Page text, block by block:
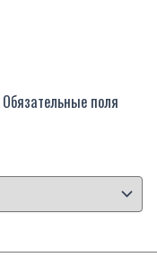
Обязательные поля